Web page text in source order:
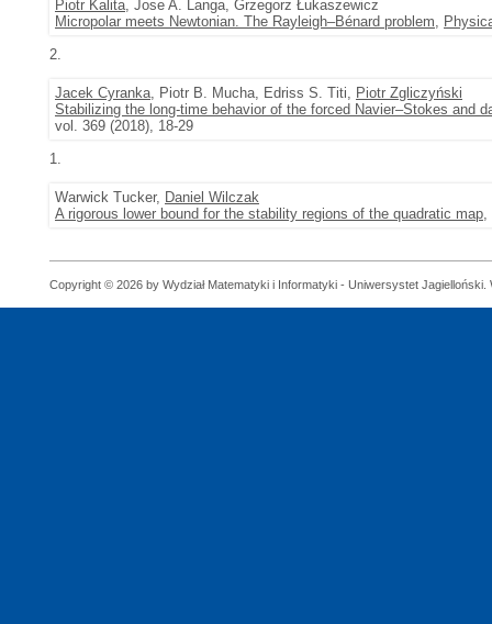
Piotr Kalita, Jose A. Langa, Grzegorz Łukaszewicz
Micropolar meets Newtonian. The Rayleigh–Bénard problem,
2.
Jacek Cyranka, Piotr B. Mucha, Edriss S. Titi, Piotr Zgliczyński
Stabilizing the long-time behavior of the forced Navier–Stokes and
vol. 369 (2018), 18-29
1.
Warwick Tucker, Daniel Wilczak
A rigorous lower bound for the stability regions of the quadratic map,
Copyright © 2026 by Wydział Matematyki i Informatyki - Uniwersystet